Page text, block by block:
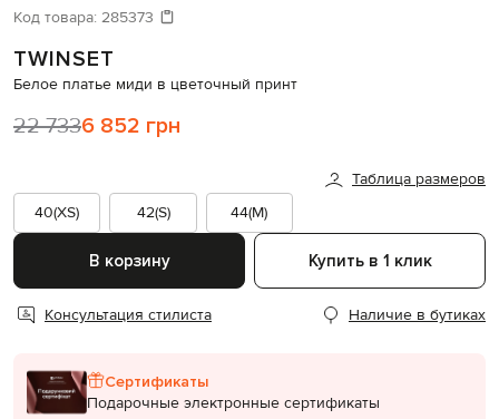
Код товара: 285373
TWINSET
Белое платье миди в цветочный принт
22 7336 852 грн
Таблица размеров
40(XS)
42(S) 44(M)
В корзину Купить в 1 клик
Консультация стилиста Наличие в бутиках
Сертификаты
Подарочные электронные сертификаты